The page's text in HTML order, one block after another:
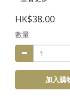
HK$38.00
數量
加入購